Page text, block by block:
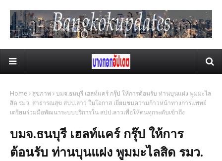
Home สุขภาพ
บมจ.ธนบุรี เฮลท์แคร์ กรุ๊ป ให้การต้อนรับ ท่านบุนแฝง พูมมะไล
สิด รมว. สาธารณสุข สปป.ลาว ในโอกาส เยี่ยมชมความก้าวหน้าทางการแพทย์
เตรียมร่วมมือพัฒนาระบบบริการใน สปป.ลาวเพื่อให้คนทุกระดับเข้าถึง
บมจ.ธนบุรี เฮลท์แคร์ กรุ๊ป ให้การ
ต้อนรับ ท่านบุนแฝง พูมมะไลสิด รมว.